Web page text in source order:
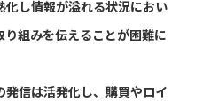
化し情報が溢れる状況におい
組みを伝えることが困難に
発信は活発化し、購買やロイ